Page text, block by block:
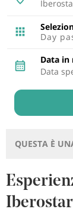
Tenerife, Spagna
Cádiz, Spagna
Punta Cana,
Riviera Maya,
Fuerteventura,
Lagos, Portugal
Riviera Nayarit,
Cozumel, Mexico
Punto Brabo,
Rétino , Grecia
Day
Data in
QUESTA È